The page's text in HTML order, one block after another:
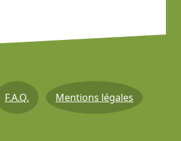
F.A.Q. Mentions légales